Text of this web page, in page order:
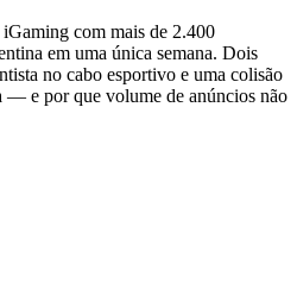
com mais de 2.400
em uma única semana. Dois
no cabo esportivo e uma colisão
— e por que volume de anúncios não